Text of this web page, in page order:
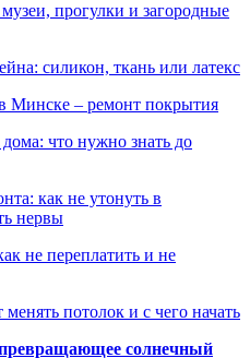
прогулки и загородные
силикон, ткань или латекс
Минске – ремонт покрытия
что нужно знать до
как не утонуть в
нервы
не переплатить и не
потолок и с чего начать
превращающее солнечный